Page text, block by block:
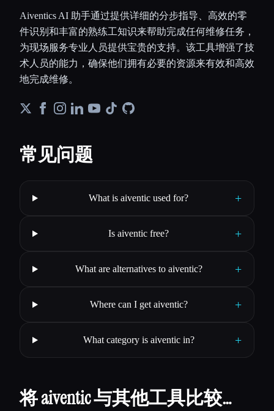
Aiventics AI 助手通过提供详细的分步指导、高效的零
件识别和丰富的熟练工知识来帮助完成任何维修任务，
为现场服务专业人员提供宝贵的支持。该工具增强了技
术人员的能力，确保他们拥有必要的资源来有效和高效
地完成维修。
常见问题
What is aiventic used for? +
Is aiventic free? +
What are alternatives to aiventic? +
Where can I get aiventic? +
What category is aiventic in? +
将 aiventic 与其他工具比较…